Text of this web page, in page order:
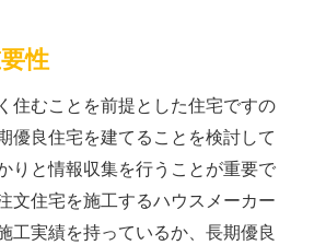
性
住むことを前提とした住宅ですの
優良住宅を建てることを検討して
りと情報収集を行うことが重要で
文住宅を施工するハウスメーカー
工実績を持っているか、長期優良